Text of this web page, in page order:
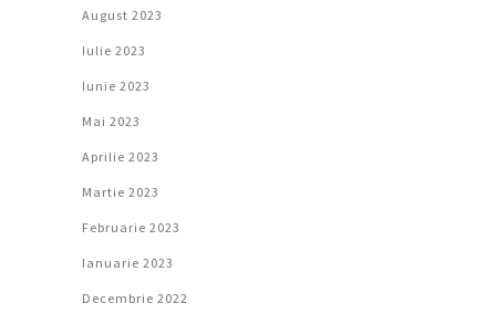
August 2023
Iulie 2023
Iunie 2023
Mai 2023
Aprilie 2023
Martie 2023
Februarie 2023
Ianuarie 2023
Decembrie 2022